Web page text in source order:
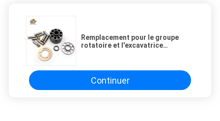
Remplacement pour le groupe
rotatoire et l'excavatrice
construction de réparation de
pièces de rechange
Continuer